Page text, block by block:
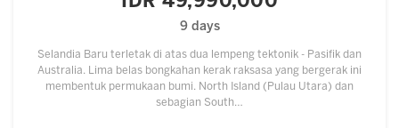
9 days
Selandia Baru terletak di atas dua lempeng tektonik - Pasifik dan
Australia. Lima belas bongkahan kerak raksasa yang bergerak ini
membentuk permukaan bumi. North Island (Pulau Utara) dan
sebagian South…